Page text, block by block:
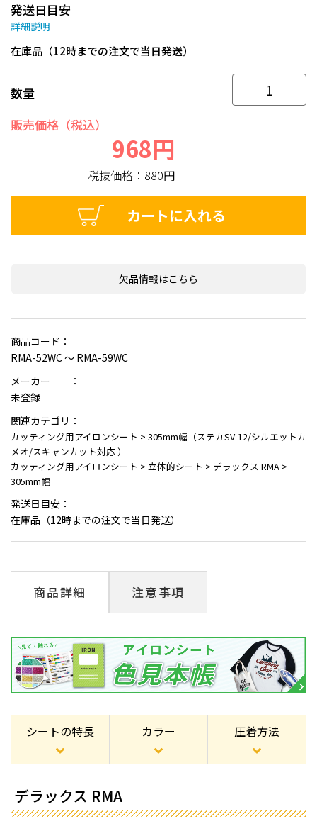
発送日目安
詳細説明
在庫品（12時までの注文で当日発送）
数量
販売価格（税込）
968円
税抜価格： 880円
カートに入れる
欠品情報はこちら
商品コード：
RMA-52WC ～ RMA-59WC
メーカー ：
未登録
関連カテゴリ：
カッティング用アイロンシート > 305mm幅（ステカSV-12/シルエットカ
メオ/スキャンカット対応 ）
カッティング用アイロンシート > 立体的シート > デラックス RMA >
305mm幅
発送日目安：
在庫品（12時までの注文で当日発送）
商品詳細 注意事項
シートの特長 カラー 圧着方法
デラックス RMA